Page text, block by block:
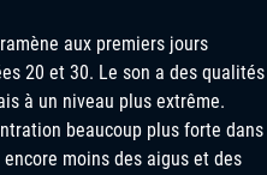
aux premiers jours
20 et 30. Le son a des qualités
à un niveau plus extrême.
beaucoup plus forte dans
moins des aigus et des